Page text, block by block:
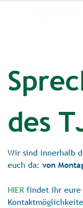
des
Wir sind innerhalb
euch da: von
HIER findet ihr eure